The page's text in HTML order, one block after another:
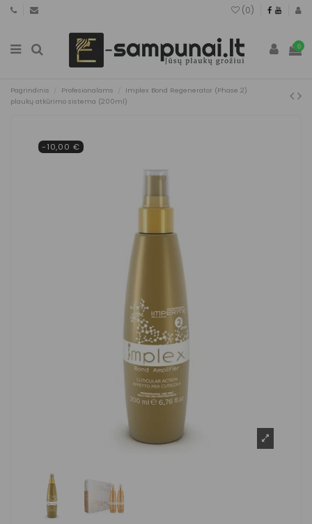
(0)
0
Pagrindinis Profesionalams
Implex Bond Regenerator (Phase 2)
plaukų atkūrimo sistema (200ml)
-10,00 €